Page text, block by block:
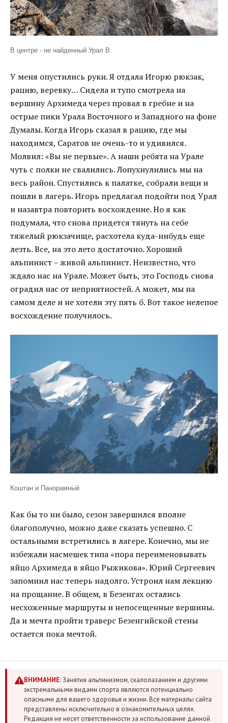
В центре - не найденный Урал В.
У меня опустились руки. Я отдала Игорю рюкзак,
рацию, веревку… Сидела и тупо смотрела на
вершину Архимеда через провал в гребне и на
острые пики Урала Восточного и Западного на фоне
Думалы. Когда Игорь сказал в рацию, где мы
находимся, Саратов не очень-то и удивился.
Молвил: «Вы не первые». А наши ребята на Урале
чуть с полки не свалились. Лопухнулились мы на
весь район. Спустились к палатке, собрали вещи и
пошли в лагерь. Игорь предлагал подойти под Урал
и назавтра повторить восхождение. Но я как
подумала, что снова придется тянуть на себе
тяжелый рюкзачище, расхотела куда-нибудь еще
лезть. Все, на это лето достаточно. Хороший
альпинист – живой альпинист. Неизвестно, что
ждало нас на Урале. Может быть, это Господь снова
оградил нас от неприятностей. А может, мы на
самом деле и не хотели эту пять б. Вот такое нелепое
восхождение получилось.
Коштан и Панорамный
Как бы то ни было, сезон завершился вполне
благополучно, можно даже сказать успешно. С
остальными встретились в лагере. Конечно, мы не
избежали насмешек типа «пора переименовывать
яйцо Архимеда в яйцо Рыжикова». Юрий Сергеевич
запомнил нас теперь надолго. Устроил нам лекцию
на прощание. В общем, в Безенгах остались
несхоженные маршруты и непосещенные вершины.
Да и мечта пройти траверс Безенгийской стены
остается пока мечтой.
ВНИМАНИЕ:Занятия альпинизмом, скалолазанием и другими
экстремальными видами спорта являются потенциально
опасными для вашего здоровья и жизни. Все материалы сайта
представлены исключительно в ознакомительных целях.
Редакция не несет ответственности за использование данной